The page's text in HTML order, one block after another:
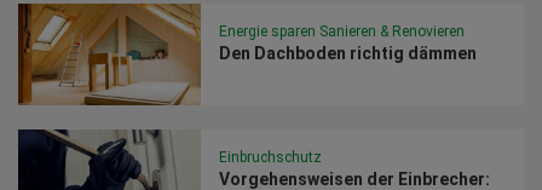
Energie sparen Sanieren & Renovieren
Den Dachboden richtig dämmen
Einbruchschutz
Vorgehensweisen der Einbrecher: